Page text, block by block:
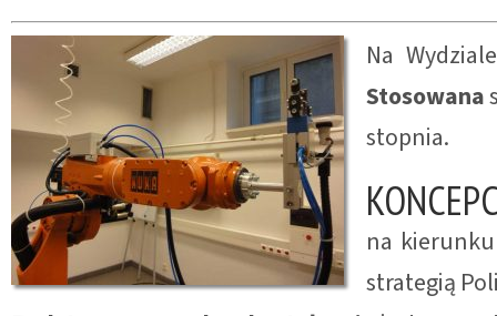
Na
Stosowana
stopnia.
na
strategią